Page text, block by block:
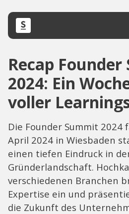
Recap
2024: Ein
voller
Die Founder Summit 2024
April 2024 in Wiesbaden
einen tiefen Eindruck in
Gründerlandschaft.
verschiedenen Branchen
Expertise ein und
die Zukunft des